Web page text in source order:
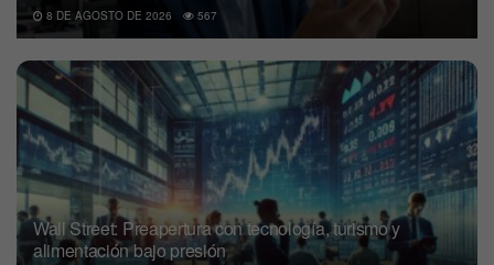
8 DE AGOSTO DE 2026 567
Wall Street: Preapertura con tecnología, turismo y
alimentación bajo presión